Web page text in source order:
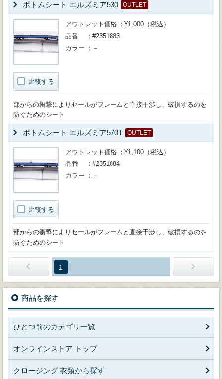
ボトムシート エルズミア530 OUTLET
比較する
アウトレット価格
¥1,000（税込）
品番
#2351883
カラー
－
部からの衝撃によりセールがフレームと直接干渉し、破損するのを
防ぐためのシート
ボトムシート エルズミア570T OUTLET
比較する
アウトレット価格
¥1,100（税込）
品番
#2351884
カラー
－
部からの衝撃によりセールがフレームと直接干渉し、破損するのを
防ぐためのシート
1
商品を探す
ひとつ前のカテゴリ一覧
オンラインストア トップ
クロージング 衣類から探す